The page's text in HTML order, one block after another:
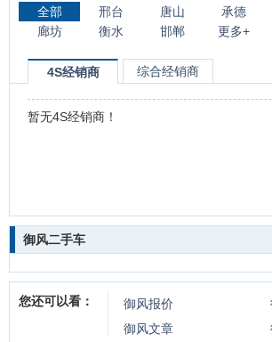
全部 邢台 唐山 承德
廊坊
衡水 邯郸 更多+
4S经销商 综合经销商
暂无4S经销商！
御风二手车
您还可以看： 御风报价
御风文章